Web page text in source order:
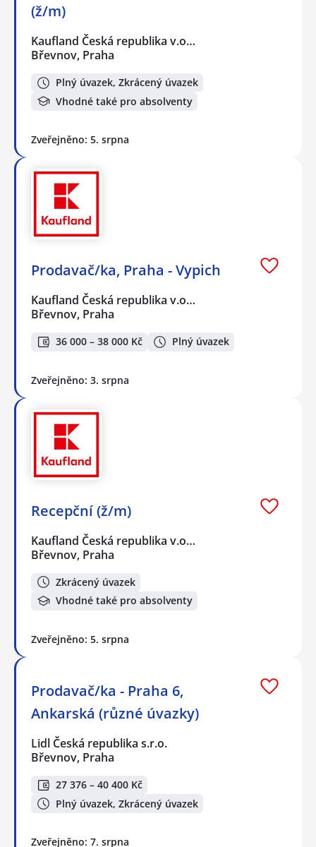
(ž/m)
Kaufland Česká republika v.o…
Břevnov, Praha
Plný úvazek, Zkrácený úvazek
Vhodné také pro absolventy
Zveřejněno: 5. srpna
Prodavač/ka, Praha - Vypich
Kaufland Česká republika v.o…
Břevnov, Praha
36 000 – 38 000 Kč Plný úvazek
Zveřejněno: 3. srpna
Recepční (ž/m)
Kaufland Česká republika v.o…
Břevnov, Praha
Zkrácený úvazek
Vhodné také pro absolventy
Zveřejněno: 5. srpna
Prodavač/ka - Praha 6,
Ankarská (různé úvazky)
Lidl Česká republika s.r.o.
Břevnov, Praha
27 376 – 40 400 Kč
Plný úvazek, Zkrácený úvazek
Zveřejněno: 7. srpna